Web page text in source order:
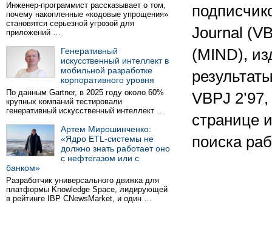
Инженер-программист рассказывает о том,
почему накопленные «кодовые упрощения»
становятся серьезной угрозой для
приложений …
Генеративный
искусственный интеллект в
мобильной разработке
корпоративного уровня
По данным Gartner, в 2025 году около 60%
крупных компаний тестировали
генеративный искусственный интеллект …
Артем Мирошинченко:
«Ядро ETL-системы не
должно знать работает оно
с нефтегазом или с
банком»
Разработчик универсального движка для
платформы Knowledge Space, лидирующей
в рейтинге IBP CNewsMarket, и один …
Journal
(MIND),
VBPJ
странице
поиска